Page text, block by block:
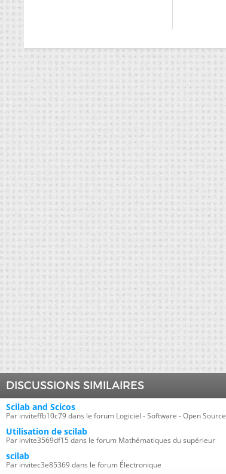
DISCUSSIONS SIMILAIRES
Scilab and Scicos
Par inviteffb10c79 dans le forum Logiciel - Software - Open Source
Utilisation de scilab
Par invite3569df15 dans le forum Mathématiques du supérieur
scilab
Par invitec3e85369 dans le forum Électronique